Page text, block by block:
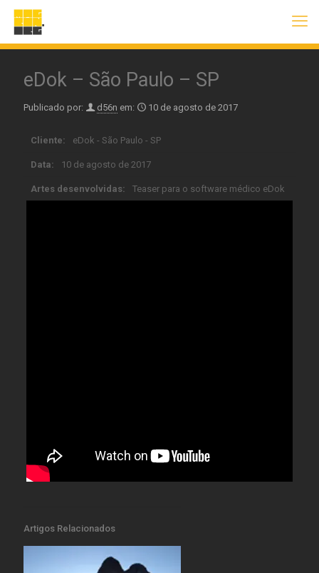
eDok – São Paulo – SP
Publicado por: d56n em: 10 de agosto de 2017
Cliente: eDok - São Paulo - SP
Data: 10 de agosto de 2017
Artes desenvolvidas: Teaser para o software médico eDok
Artigos Relacionados